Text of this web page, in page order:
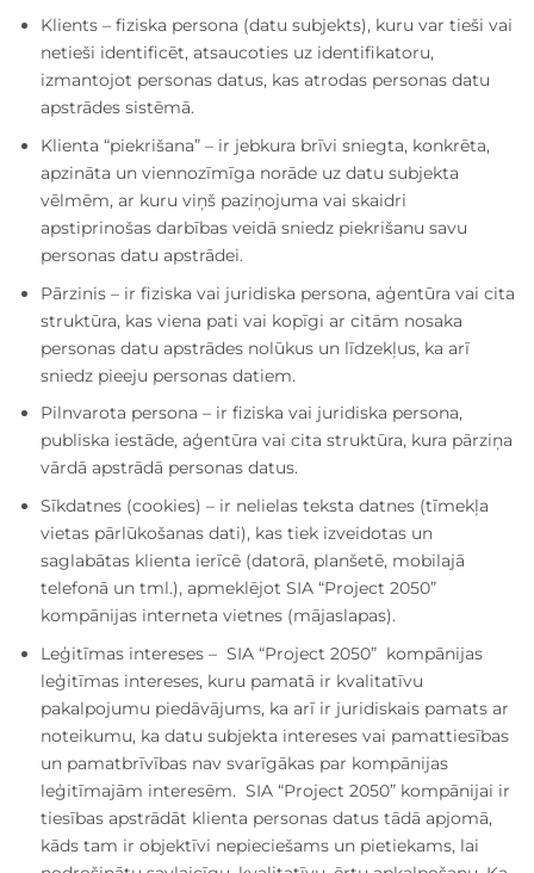
Klients – fiziska persona (datu subjekts), kuru var tieši vai
netieši identificēt, atsaucoties uz identifikatoru,
izmantojot personas datus, kas atrodas personas datu
apstrādes sistēmā.
Klienta “piekrišana” – ir jebkura brīvi sniegta, konkrēta,
apzināta un viennozīmīga norāde uz datu subjekta
vēlmēm, ar kuru viņš paziņojuma vai skaidri
apstiprinošas darbības veidā sniedz piekrišanu savu
personas datu apstrādei.
Pārzinis – ir fiziska vai juridiska persona, aģentūra vai cita
struktūra, kas viena pati vai kopīgi ar citām nosaka
personas datu apstrādes nolūkus un līdzekļus, ka arī
sniedz pieeju personas datiem.
Pilnvarota persona – ir fiziska vai juridiska persona,
publiska iestāde, aģentūra vai cita struktūra, kura pārziņa
vārdā apstrādā personas datus.
Sīkdatnes (cookies) – ir nelielas teksta datnes (tīmekļa
vietas pārlūkošanas dati), kas tiek izveidotas un
saglabātas klienta ierīcē (datorā, planšetē, mobilajā
telefonā un tml.), apmeklējot SIA “Project 2050”
kompānijas interneta vietnes (mājaslapas).
Leģitīmas intereses – SIA “Project 2050” kompānijas
leģitīmas intereses, kuru pamatā ir kvalitatīvu
pakalpojumu piedāvājums, ka arī ir juridiskais pamats ar
noteikumu, ka datu subjekta intereses vai pamattiesības
un pamatbrīvības nav svarīgākas par kompānijas
leģitīmajām interesēm. SIA “Project 2050” kompānijai ir
tiesības apstrādāt klienta personas datus tādā apjomā,
kāds tam ir objektīvi nepieciešams un pietiekams, lai